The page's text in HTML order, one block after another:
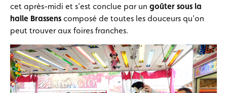
cet après-midi et s’est conclue par un goûter sous la
halle Brassens composé de toutes les douceurs qu’on
peut trouver aux foires franches.